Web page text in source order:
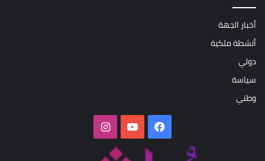
أخبار الجهة
أنشطة ملكية
دولي
سياسة
وطني
فيسبوك‫YouTubeانستقرام